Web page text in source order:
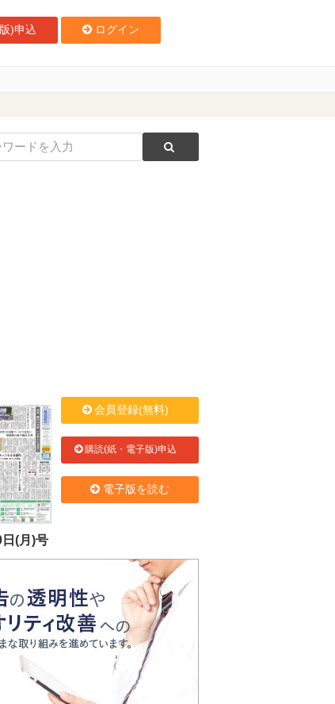
)申込 ログイン
(月)号
会員登録(無料)
購読(紙・電子版)申込
電子版を読む